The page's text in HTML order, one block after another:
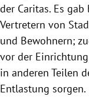
der Caritas. Es
Vertretern von
und Bewohnern;
vor der
in anderen Teilen
Entlastung sorgen.